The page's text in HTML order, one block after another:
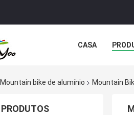
CASA
Mountain bike de alumínio Mountain